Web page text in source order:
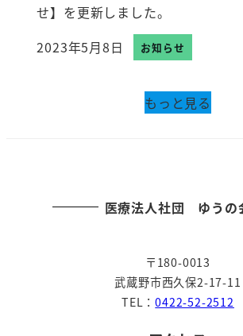
せ】を更新しました。
投稿日
2023年5月8日 お知らせ
もっと見る
医療法人社団 ゆうの
〒180-0013
武蔵野市西久保2-17-11
TEL：0422-52-2512